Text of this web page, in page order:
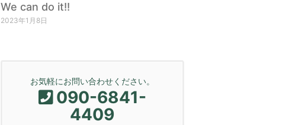
We can do it!!
2023年1月8日
お気軽にお問い合わせください。
090-6841-
4409